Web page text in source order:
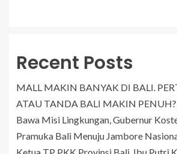
Recent Posts
MALL MAKIN BANYAK DI BALI.
ATAU TANDA BALI MAKIN PENUH?
Bawa Misi Lingkungan, Gubernur
Pramuka Bali Menuju Jambore